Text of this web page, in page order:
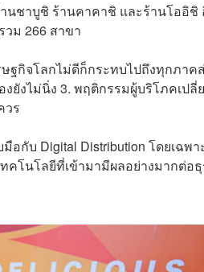
นชาบูชิ ร้านคาคาชิ และร้านโออิชิ
ม 266 สาขา
ษฐกิจโลกไม่ดีก็กระทบไปถึงทุกภาค
งยังไม่นิ่ง 3. พฤติกรรมผู้บริโภคเปลี่
วร
กับ Digital Distribution โดยเฉพา
ทคโนโลยีที่เข้ามามีผลอย่างมากต่อ